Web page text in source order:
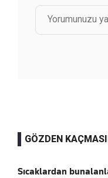
GÖZDEN
Sıcaklardan